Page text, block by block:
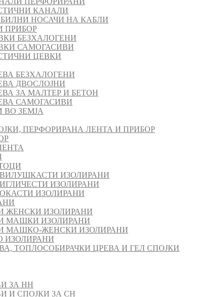
КАНАЛИ
НОСАЧИ НА КАБЛИ
ПРИБОР
БЕЗХАЛОГЕНИ
САМОГАСИВИ
ЦЕВКИ
БЕЗХАЛОГЕНИ
ДВОСЛОЈНИ
ЗА МАЛТЕР И БЕТОН
САМОГАСИВИ
ЗЕМЈА
ПЕРФОРИРАНА ЛЕНТА И ПРИБОР
ИЗОЛИРАНИ
ИЗОЛИРАНИ
ИЗОЛИРАНИ
ЖЕНСКИ ИЗОЛИРАНИ
МАШКИ ИЗОЛИРАНИ
МАШКO-ЖЕНСКИ ИЗОЛИРАНИ
ИЗОЛИРАНИ
ТОПЛОСОБИРАЧКИ ЦРЕВА И ГЕЛ СПОЈКИ
ЗА НН
И СПОЈКИ ЗА СН